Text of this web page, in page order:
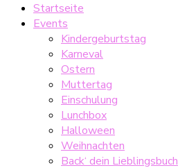
Startseite
Events
Kindergeburtstag
Karneval
Ostern
Muttertag
Einschulung
Lunchbox
Halloween
Weihnachten
Back‘ dein Lieblingsbuch